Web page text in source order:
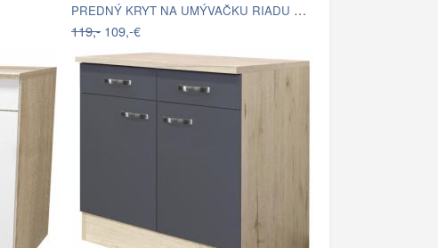
PREDNÝ KRYT NA UMÝVAČKU RIADU ALBA GSP…
119,- 109,-€